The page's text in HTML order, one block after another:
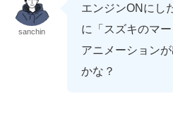
sanchin
エンジンONにし
に「スズキのマ
アニメーション
かな？